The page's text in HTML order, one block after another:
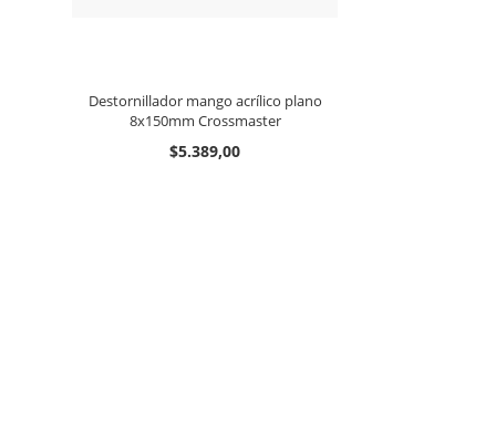
Destornillador mango acrílico plano
8x150mm Crossmaster
$5.389,00